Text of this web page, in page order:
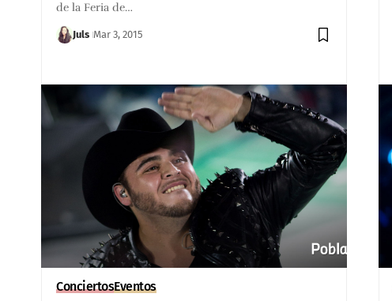
de la Feria de…
Juls Mar 3, 2015
ConciertosEventos